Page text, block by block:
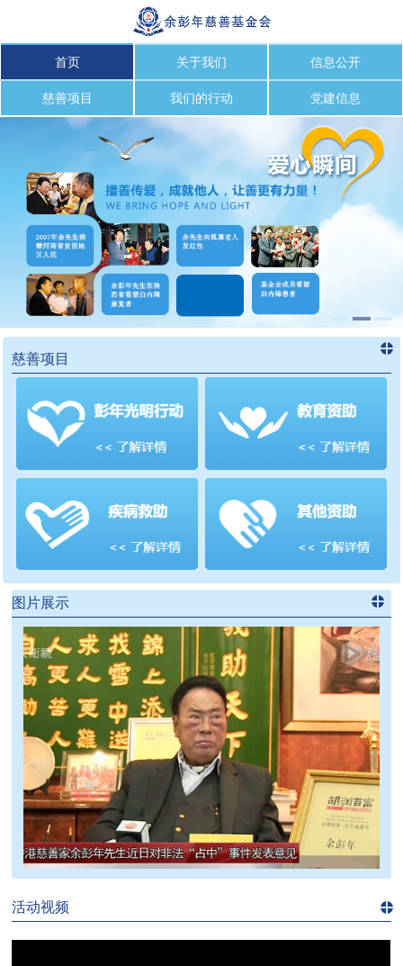
首页 关于我们 信息公开
慈善项目 我们的行动 党建信息
慈善项目
进入慈
>>
图片展示
建信息
频道
活动视频